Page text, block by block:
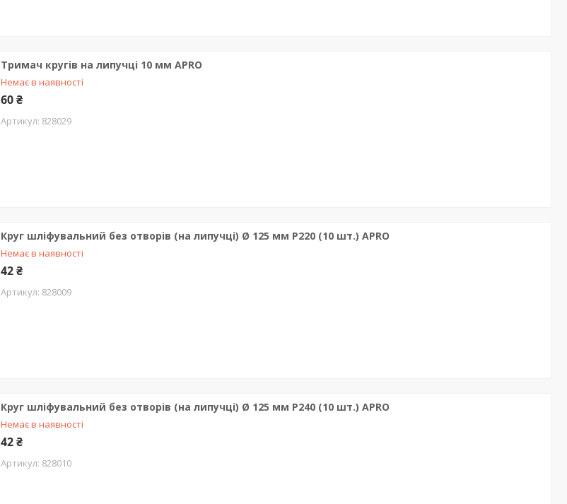
Тримач кругів на липучці 10 мм APRO
Немає в наявності
60 ₴
828029
Круг шліфувальний без отворів (на липучці) Ø 125 мм P220 (10 шт.) APRO
Немає в наявності
42 ₴
828009
Круг шліфувальний без отворів (на липучці) Ø 125 мм P240 (10 шт.) APRO
Немає в наявності
42 ₴
828010